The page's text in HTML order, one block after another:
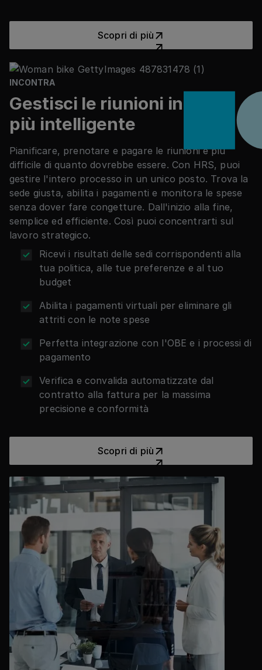
Scopri di più
INCONTRA
Gestisci le riunioni in modo
più intelligente
Pianificare, prenotare e pagare le riunioni è più
difficile di quanto dovrebbe essere. Con HRS, puoi
gestire l'intero processo in un unico posto. Trova la
sede giusta, abilita i pagamenti e monitora le spese
senza dover fare congetture. Dall'inizio alla fine,
semplice ed efficiente. Così puoi concentrarti sul
lavoro strategico.
Ricevi i risultati delle sedi corrispondenti alla
tua politica, alle tue preferenze e al tuo
budget
Abilita i pagamenti virtuali per eliminare gli
attriti con le note spese
Perfetta integrazione con l'OBE e i processi di
pagamento
Verifica e convalida automatizzate dal
contratto alla fattura per la massima
precisione e conformità
Scopri di più